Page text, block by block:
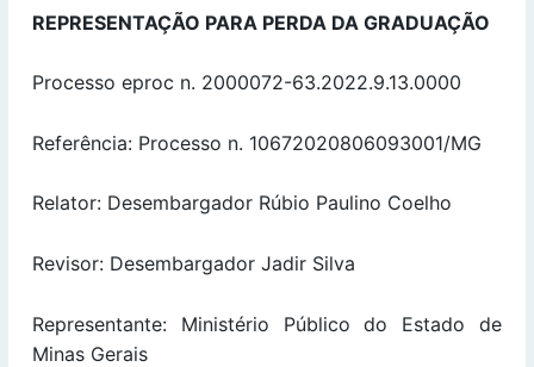
REPRESENTAÇÃO PARA PERDA DA GRADUAÇÃO
Processo eproc n. 2000072-63.2022.9.13.0000
Referência: Processo n. 10672020806093001/MG
Relator: Desembargador Rúbio Paulino Coelho
Revisor: Desembargador Jadir Silva
Representante: Ministério Público do Estado de
Minas Gerais